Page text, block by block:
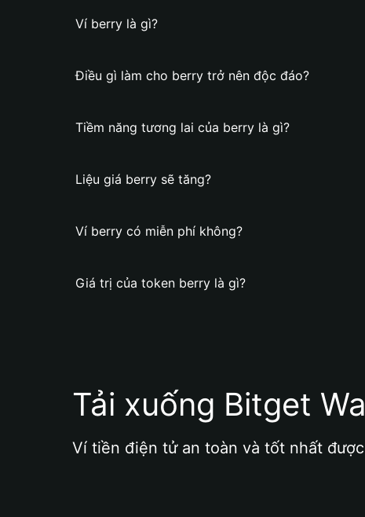
Ví berry là gì?
Điều gì làm cho berry trở nên độc đáo?
Tiềm năng tương lai của berry là gì?
Liệu giá berry sẽ tăng?
Ví berry có miễn phí không?
Giá trị của token berry là gì?
Tải xuống Bitget
Ví tiền điện tử an toàn và tốt nhất